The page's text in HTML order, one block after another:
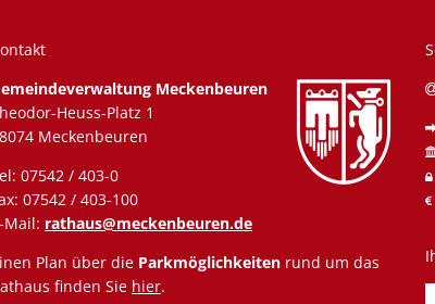
Meckenbeuren
Heuss-Platz 1
Meckenbeuren
07542 / 403-0
07542 / 403-100
Mail: rathaus@meckenbeuren.de
Plan über die Parkmöglichkeiten rund um das
finden Sie hier.